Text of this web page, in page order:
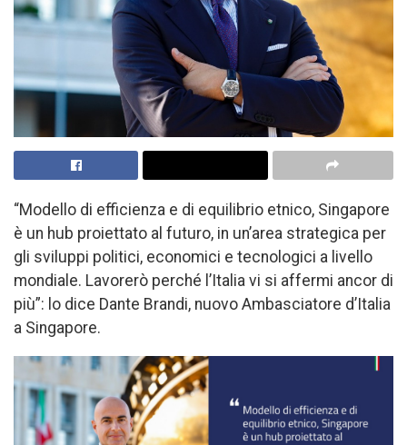
“Modello di efficienza e di equilibrio etnico, Singapore
è un hub proiettato al futuro, in un’area strategica per
gli sviluppi politici, economici e tecnologici a livello
mondiale. Lavorerò perché l’Italia vi si affermi ancor di
più”: lo dice Dante Brandi, nuovo Ambasciatore d’Italia
a Singapore.